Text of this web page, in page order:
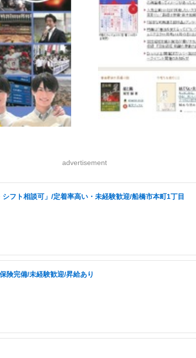
advertisement
フト相談可」/定着率高い・未経験歓迎/船橋市本町1丁目
険完備/未経験歓迎/昇給あり